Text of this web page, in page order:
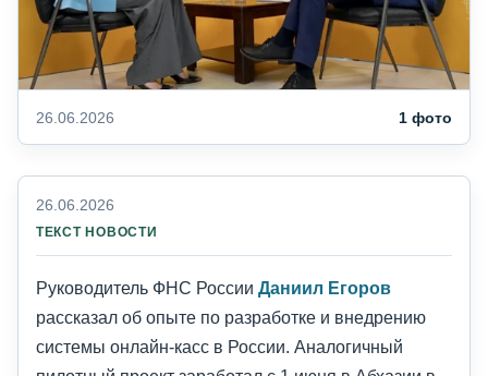
26.06.2026 1 фото
26.06.2026
ТЕКСТ НОВОСТИ
Руководитель ФНС России Даниил Егоров
рассказал об опыте по разработке и внедрению
системы онлайн-касс в России. Аналогичный